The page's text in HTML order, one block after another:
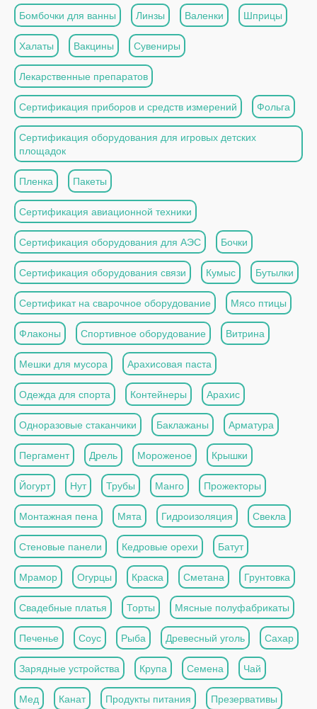
Бомбочки для ванны Линзы Валенки Шприцы
Халаты Вакцины Сувениры
Лекарственные препаратов
Сертификация приборов и средств измерений Фольга
Сертификация оборудования для игровых детских
площадок
Пленка Пакеты
Сертификация авиационной техники
Сертификация оборудования для АЭС Бочки
Сертификация оборудования связи Кумыс Бутылки
Сертификат на сварочное оборудование Мясо птицы
Флаконы Спортивное оборудование Витрина
Мешки для мусора Арахисовая паста
Одежда для спорта Контейнеры Арахис
Одноразовые стаканчики Баклажаны Арматура
Пергамент Дрель Мороженое Крышки
Йогурт Нут Трубы Манго Прожекторы
Монтажная пена Мята Гидроизоляция Свекла
Стеновые панели Кедровые орехи Батут
Мрамор Огурцы Краска Сметана Грунтовка
Свадебные платья Торты Мясные полуфабрикаты
Печенье Соус Рыба Древесный уголь Сахар
Зарядные устройства Крупа Семена Чай
Мед Канат Продукты питания Презервативы